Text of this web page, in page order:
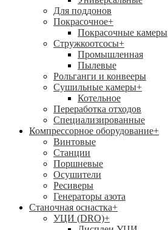
Для поддонов
Покрасочное+
Покрасочные камеры
Стружкоотсосы+
Промышленная
Пылевые
Рольганги и конвееры
Сушильные камеры+
Котельное
Переработка отходов
Специализированные
Компрессорное оборудование+
Винтовые
Станции
Поршневые
Осушители
Ресиверы
Генераторы азота
Станочная оснастка+
УЦИ (DRO)+